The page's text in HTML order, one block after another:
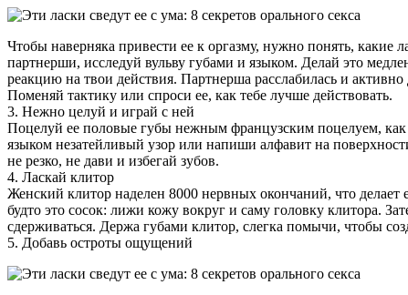
Чтобы наверняка привести ее к оргазму, нужно понять, какие
партнерши, исследуй вульву губами и языком. Делай это
реакцию на твои действия. Партнерша расслабилась и
Поменяй тактику или спроси ее, как тебе лучше действовать.
3. Нежно целуй и играй с ней
Поцелуй ее половые губы нежным французским поцелуем,
языком незатейливый узор или напиши алфавит на
не резко, не дави и избегай зубов.
4. Ласкай клитор
Женский клитор наделен 8000 нервных окончаний, что
будто это сосок: лижи кожу вокруг и саму головку клитора.
сдерживаться. Держа губами клитор, слегка помычи, чтобы
5. Добавь остроты ощущений